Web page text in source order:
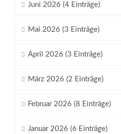
Juni 2026 (4 Einträge)
Mai 2026 (3 Einträge)
April 2026 (3 Einträge)
März 2026 (2 Einträge)
Februar 2026 (8 Einträge)
Januar 2026 (6 Einträge)